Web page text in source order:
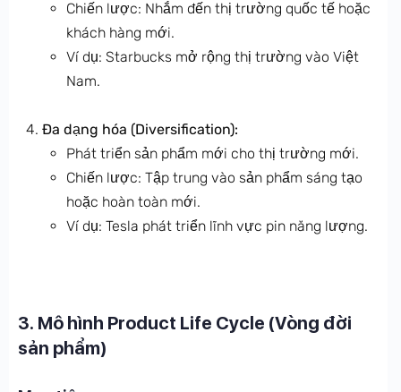
Chiến lược: Nhắm đến thị trường quốc tế hoặc
khách hàng mới.
Ví dụ: Starbucks mở rộng thị trường vào Việt
Nam.
Đa dạng hóa (Diversification):
Phát triển sản phẩm mới cho thị trường mới.
Chiến lược: Tập trung vào sản phẩm sáng tạo
hoặc hoàn toàn mới.
Ví dụ: Tesla phát triển lĩnh vực pin năng lượng.
3. Mô hình Product Life Cycle (Vòng đời
sản phẩm)